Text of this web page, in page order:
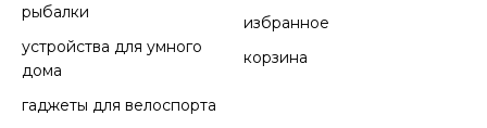
рыбалки
устройства для умного
дома
гаджеты для велоспорта
избранное
корзина